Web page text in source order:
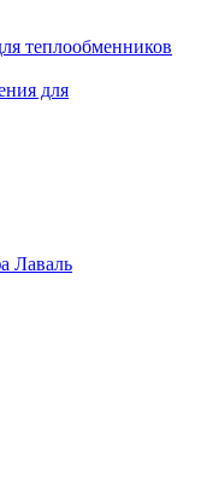
теплообменников
для
Лаваль